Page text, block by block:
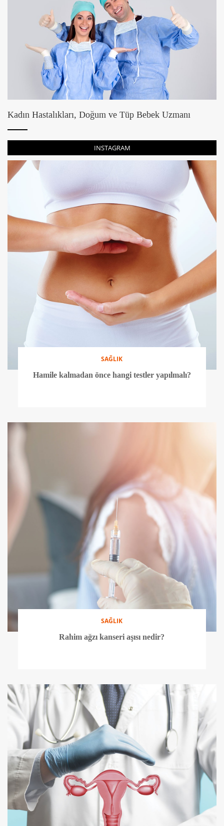
Kadın Hastalıkları, Doğum ve Tüp Bebek Uzmanı
INSTAGRAM
SAĞLIK
Hamile kalmadan önce hangi testler yapılmalı?
SAĞLIK
Rahim ağzı kanseri aşısı nedir?